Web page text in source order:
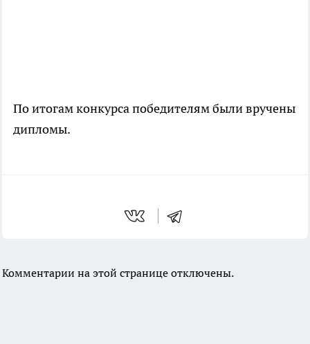
По итогам конкурса победителям были вручены
дипломы.
Комментарии на этой странице отключены.